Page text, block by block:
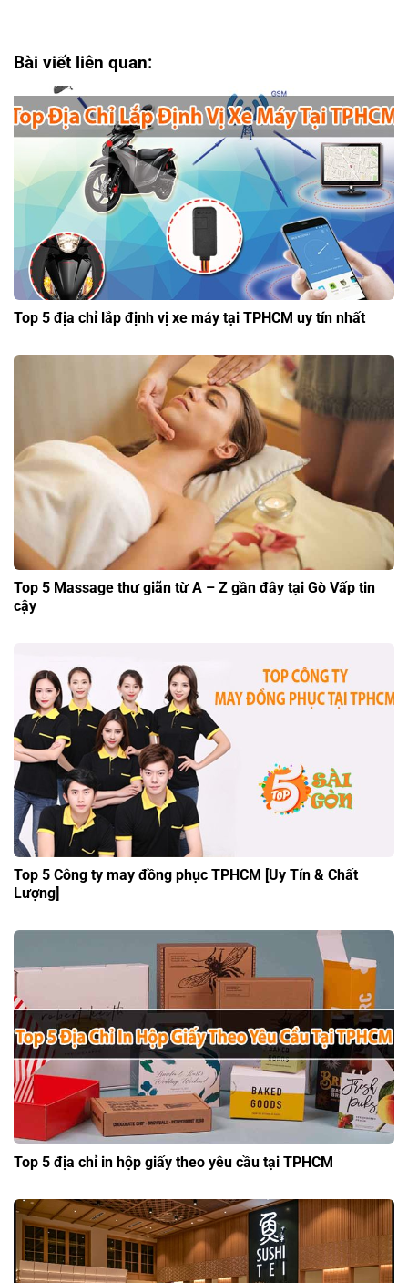
Bài viết liên quan:
Top 5 địa chỉ lắp định vị xe máy tại TPHCM uy tín nhất
Top 5 Massage thư giãn từ A – Z gần đây tại Gò Vấp tin
cậy
Top 5 Công ty may đồng phục TPHCM [Uy Tín & Chất
Lượng]
Top 5 địa chỉ in hộp giấy theo yêu cầu tại TPHCM